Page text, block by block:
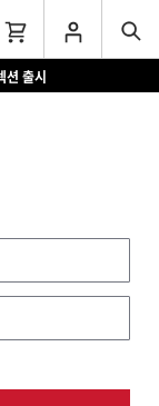
션 출시